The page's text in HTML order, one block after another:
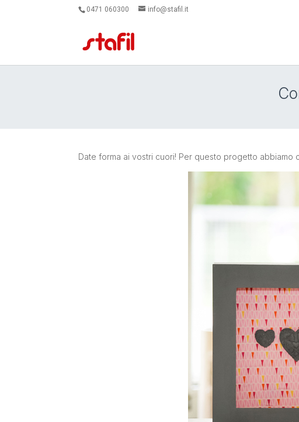
0471 060300 info@stafil.it
Date forma ai vostri cuori! Per questo progetto